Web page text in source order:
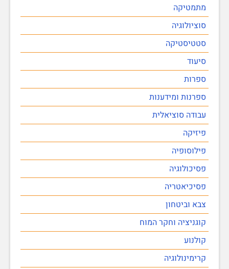
מתמטיקה
סוציולוגיה
סטטיסטיקה
סיעוד
ספרות
ספרנות ומידענות
עבודה סוציאלית
פיזיקה
פילוסופיה
פסיכולוגיה
פסיכיאטריה
צבא וביטחון
קוגניציה וחקר המוח
קולנוע
קרימינולוגיה